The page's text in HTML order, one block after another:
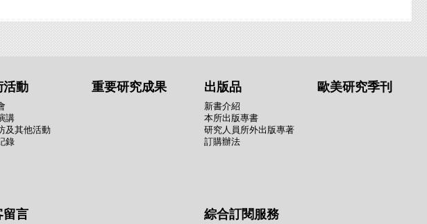
活動
講
及其他活動
錄
重要研究成果 出版品
新書介紹
本所出版專書
研究人員所外出版專著
訂購辦法
歐美研究季刊
留言 綜合訂閱服務